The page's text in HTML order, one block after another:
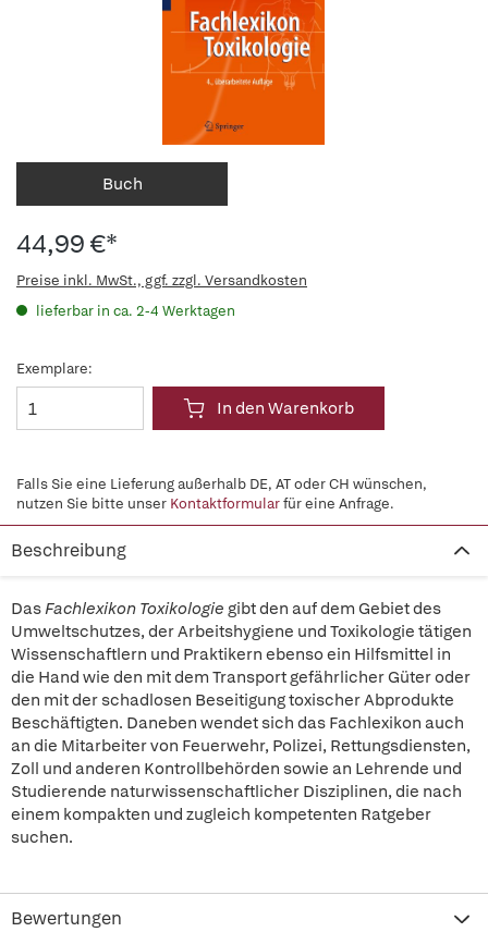
Buch
44,99 €*
Preise inkl. MwSt., ggf. zzgl. Versandkosten
lieferbar in ca. 2-4 Werktagen
Exemplare:
In den Warenkorb
Falls Sie eine Lieferung außerhalb DE, AT oder CH wünschen,
nutzen Sie bitte unser Kontaktformularfür eine Anfrage.
Beschreibung
DasFachlexikon Toxikologie gibt den auf dem Gebiet des
Umweltschutzes, der Arbeitshygiene und Toxikologie tätigen
Wissenschaftlern und Praktikern ebenso ein Hilfsmittel in
die Hand wie den mit dem Transport gefährlicher Güter oder
den mit der schadlosen Beseitigung toxischer Abprodukte
Beschäftigten. Daneben wendet sich das Fachlexikon auch
an die Mitarbeiter von Feuerwehr, Polizei, Rettungsdiensten,
Zoll und anderen Kontrollbehörden sowie an Lehrende und
Studierende naturwissenschaftlicher Disziplinen, die nach
einem kompakten und zugleich kompetenten Ratgeber
suchen.
Bewertungen